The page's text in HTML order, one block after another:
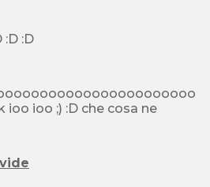
bellissimo :D :D :D